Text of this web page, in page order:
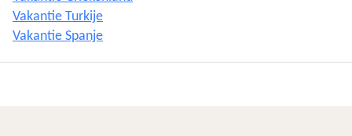
Vakantie Turkije
Vakantie Spanje